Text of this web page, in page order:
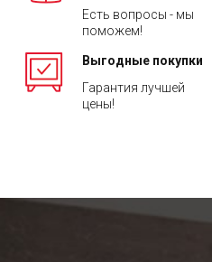
Есть вопросы - мы
поможем!
Выгодные покупки
Гарантия лучшей
цены!